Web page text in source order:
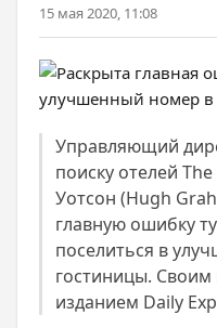
15 мая 2020, 11:08
Управляющий
поиску отелей
Уотсон (Hugh
главную ошибку
поселиться в
гостиницы.
изданием Daily